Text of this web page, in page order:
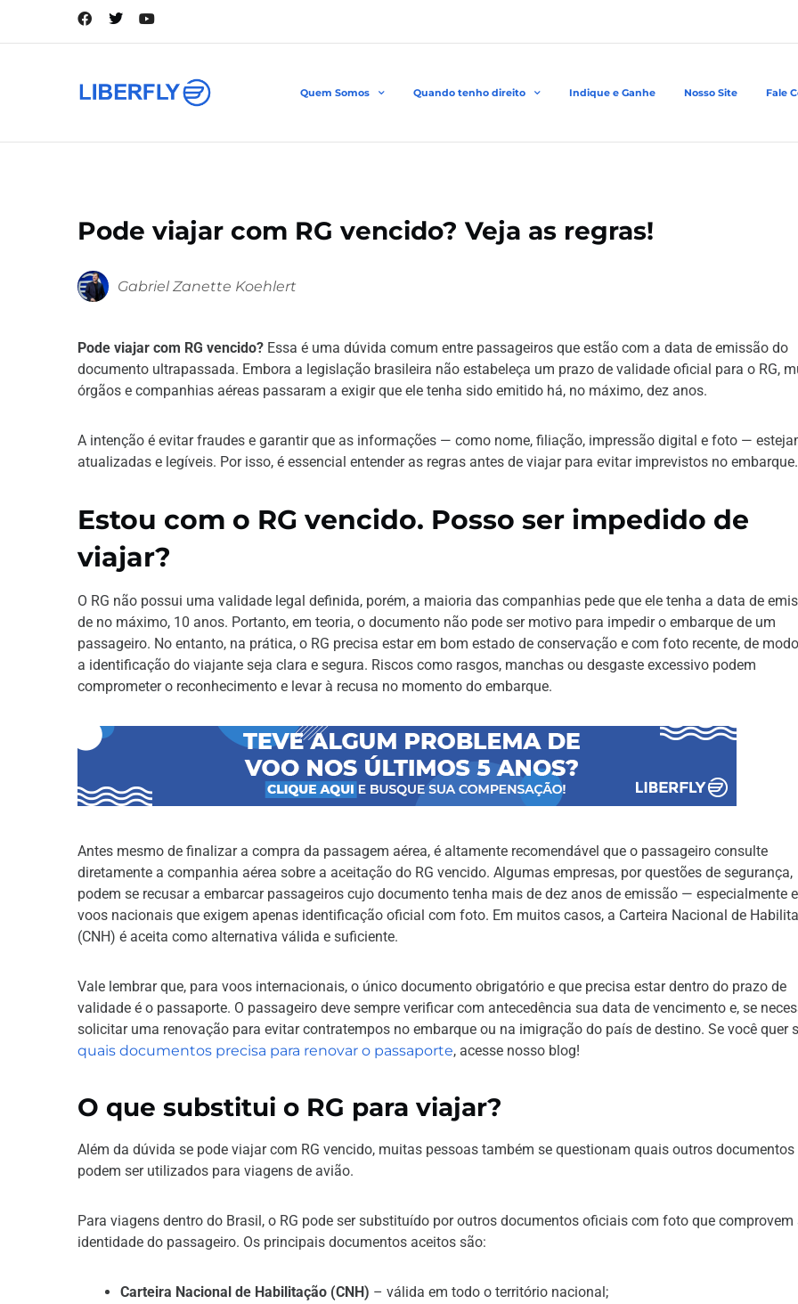
Quem Somos Quando tenho direito Indique e Ganhe Nosso Site Fale
Pode viajar com RG vencido? Veja as regras!
Gabriel Zanette Koehlert
Pode viajar com RG vencido? Essa é uma dúvida comum entre passageiros que estão com a data de emissão do
documento ultrapassada. Embora a legislação brasileira não estabeleça um prazo de validade oficial para o RG,
órgãos e companhias aéreas passaram a exigir que ele tenha sido emitido há, no máximo, dez anos.
A intenção é evitar fraudes e garantir que as informações — como nome, filiação, impressão digital e foto —
atualizadas e legíveis. Por isso, é essencial entender as regras antes de viajar para evitar imprevistos no embarque.
Estou com o RG vencido. Posso ser impedido de
viajar?
O RG não possui uma validade legal definida, porém, a maioria das companhias pede que ele tenha a data de
de no máximo, 10 anos. Portanto, em teoria, o documento não pode ser motivo para impedir o embarque de um
passageiro. No entanto, na prática, o RG precisa estar em bom estado de conservação e com foto recente, de
a identificação do viajante seja clara e segura. Riscos como rasgos, manchas ou desgaste excessivo podem
comprometer o reconhecimento e levar à recusa no momento do embarque.
Antes mesmo de finalizar a compra da passagem aérea, é altamente recomendável que o passageiro consulte
diretamente a companhia aérea sobre a aceitação do RG vencido. Algumas empresas, por questões de segurança,
podem se recusar a embarcar passageiros cujo documento tenha mais de dez anos de emissão — especialmente
voos nacionais que exigem apenas identificação oficial com foto. Em muitos casos, a Carteira Nacional de
(CNH) é aceita como alternativa válida e suficiente.
Vale lembrar que, para voos internacionais, o único documento obrigatório e que precisa estar dentro do prazo de
validade é o passaporte. O passageiro deve sempre verificar com antecedência sua data de vencimento e, se
solicitar uma renovação para evitar contratempos no embarque ou na imigração do país de destino. Se você quer
quais documentos precisa para renovar o passaporte, acesse nosso blog!
O que substitui o RG para viajar?
Além da dúvida se pode viajar com RG vencido, muitas pessoas também se questionam quais outros documentos
podem ser utilizados para viagens de avião.
Para viagens dentro do Brasil, o RG pode ser substituído por outros documentos oficiais com foto que comprovem
identidade do passageiro. Os principais documentos aceitos são:
Carteira Nacional de Habilitação (CNH) – válida em todo o território nacional;